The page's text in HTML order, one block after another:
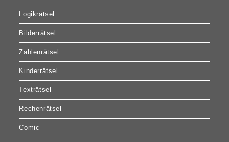
Logikrätsel
Bilderrätsel
Zahlenrätsel
Kinderrätsel
Texträtsel
Rechenrätsel
Comic